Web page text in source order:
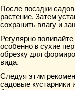
После посадки
растение. Затем
сохранить влагу и
Регулярно
особенно в сухие
обрезку для
вида.
Следуя этим
садовые кустарники